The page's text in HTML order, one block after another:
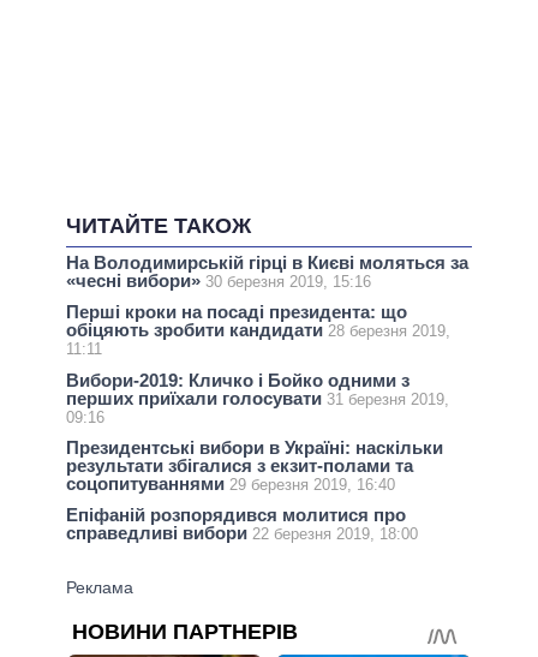
ЧИТАЙТЕ ТАКОЖ
На Володимирській гірці в Києві моляться за
«чесні вибори» 30 березня 2019, 15:16
Перші кроки на посаді президента: що
обіцяють зробити кандидати 28 березня 2019,
11:11
Вибори-2019: Кличко і Бойко одними з
перших приїхали голосувати 31 березня 2019,
09:16
Президентські вибори в Україні: наскільки
результати збігалися з екзит-полами та
соцопитуваннями 29 березня 2019, 16:40
Епіфаній розпорядився молитися про
справедливі вибори 22 березня 2019, 18:00